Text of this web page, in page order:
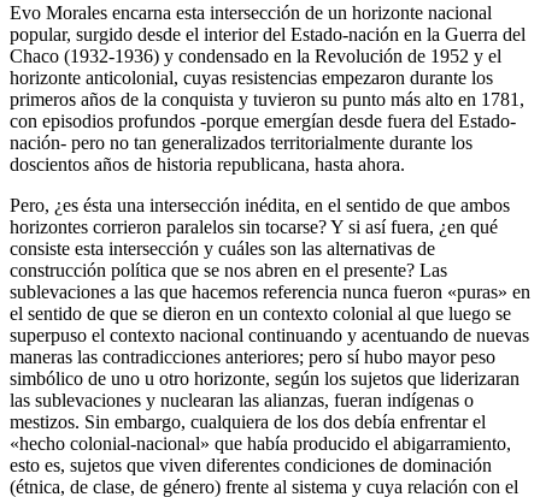
Evo Morales encarna esta intersección de un horizonte nacional
popular, surgido desde el interior del Estado-nación en la Guerra del
Chaco (1932-1936) y condensado en la Revolución de 1952 y el
horizonte anticolonial, cuyas resistencias empezaron durante los
primeros años de la conquista y tuvieron su punto más alto en 1781,
con episodios profundos -porque emergían desde fuera del Estado-
nación- pero no tan generalizados territorialmente durante los
doscientos años de historia republicana, hasta ahora.
Pero, ¿es ésta una intersección inédita, en el sentido de que ambos
horizontes corrieron paralelos sin tocarse? Y si así fuera, ¿en qué
consiste esta intersección y cuáles son las alternativas de
construcción política que se nos abren en el presente? Las
sublevaciones a las que hacemos referencia nunca fueron «puras» en
el sentido de que se dieron en un contexto colonial al que luego se
superpuso el contexto nacional continuando y acentuando de nuevas
maneras las contradicciones anteriores; pero sí hubo mayor peso
simbólico de uno u otro horizonte, según los sujetos que liderizaran
las sublevaciones y nuclearan las alianzas, fueran indígenas o
mestizos. Sin embargo, cualquiera de los dos debía enfrentar el
«hecho colonial-nacional» que había producido el abigarramiento,
esto es, sujetos que viven diferentes condiciones de dominación
(étnica, de clase, de género) frente al sistema y cuya relación con el